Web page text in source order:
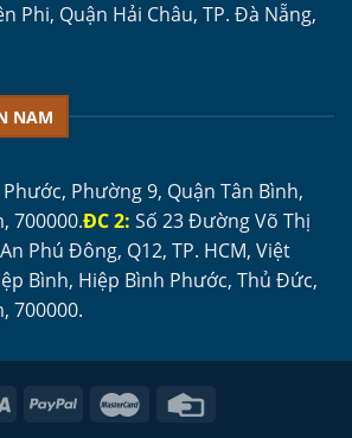
Phi, Quận Hải Châu, TP. Đà Nẵng,
NAM
Phường 9, Quận Tân Bình,
700000.ĐC 2: Số 23 Đường Võ Thị
Phú Đông, Q12, TP. HCM, Việt
Bình, Hiệp Bình Phước, Thủ Đức,
700000.